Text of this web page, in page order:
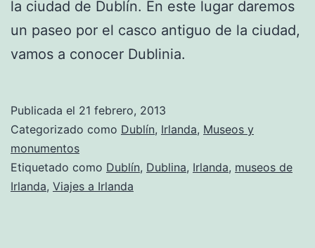
la ciudad de Dublín. En este lugar daremos
un paseo por el casco antiguo de la ciudad,
vamos a conocer Dublinia.
Publicada el 21 febrero, 2013
Categorizado como Dublín, Irlanda, Museos y
monumentos
Etiquetado como Dublín, Dublina, Irlanda, museos de
Irlanda, Viajes a Irlanda